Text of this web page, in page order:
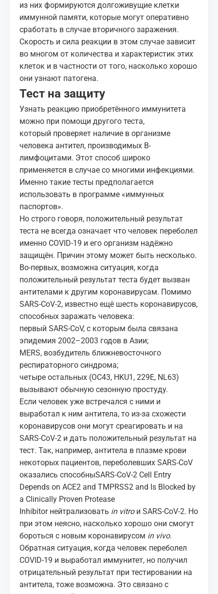
из них формируются долгоживущие клетки
иммунной памяти, которые могут оперативно
сработать в случае вторичного заражения.
Скорость и сила реакции в этом случае зависит
во многом от количества и характеристик этих
клеток и в частности от того, насколько хорошо
они узнают патогена.
Тест на защиту
Узнать реакцию приобретённого иммунитета
можно при помощи другого теста,
который проверяет наличие в организме
человека антител, производимых B-
лимфоцитами. Этот способ широко
применяется в случае со многими инфекциями.
Именно такие тесты предполагается
использовать в программе «иммунных
паспортов».
Но строго говоря, положительный результат
теста не всегда означает что человек переболел
именно COVID-19 и его организм надёжно
защищён. Причин этому может быть несколько.
Во-первых, возможна ситуация, когда
положительный результат теста будет вызван
антителами к другим коронавирусам. Помимо
SARS-CoV-2, известно ещё шесть коронавирусов,
способных заражать человека:
первый SARS-CoV, с которым была связана
эпидемия 2002–2003 годов в Азии;
MERS, возбудитель ближневосточного
респираторного синдрома;
четыре остальных (OC43, HKU1, 229E, NL63)
вызывают обычную сезонную простуду.
Если человек уже встречался с ними и
выработал к ним антитела, то из-за схожести
коронавирусов они могут среагировать и на
SARS-CoV-2 и дать положительный результат на
тест. Так, например, антитела в плазме крови
некоторых пациентов, переболевших SARS-CoV
оказались способныSARS-CoV-2 Cell Entry
Depends on ACE2 and TMPRSS2 and Is Blocked by
a Clinically Proven Protease
Inhibitorнейтрализовать in vitroи SARS-CoV-2. Но
при этом неясно, насколько хорошо они смогут
бороться с новым коронавирусом in vivo.
Обратная ситуация, когда человек переболел
COVID-19 и выработал иммунитет, но получил
отрицательный результат при тестировании на
антитела, тоже возможна. Это связано с